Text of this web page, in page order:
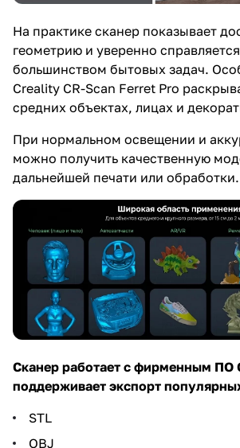
На практике сканер показывает
геометрию и уверенно
большинством бытовых задач.
Creality CR-Scan Ferret Pro
средних объектах, лицах и
При нормальном освещении и
можно получить качественную
дальнейшей печати или обработки.
Сканер работает с фирменным ПО
поддерживает экспорт
STL
OBJ